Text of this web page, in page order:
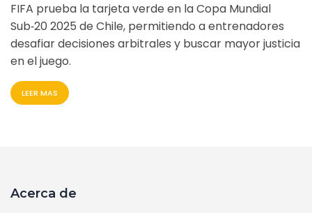
FIFA prueba la tarjeta verde en la Copa Mundial
Sub‑20 2025 de Chile, permitiendo a entrenadores
desafiar decisiones arbitrales y buscar mayor justicia
en el juego.
LEER MAS
Acerca de